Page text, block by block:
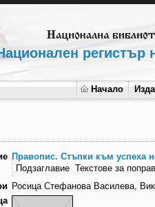
регистър
Начало
Правопис. Стъпки към успеха
Подзаглавие Текстове за
Росица Стефанова Василева,